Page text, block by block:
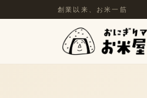
創業以来、お米一筋